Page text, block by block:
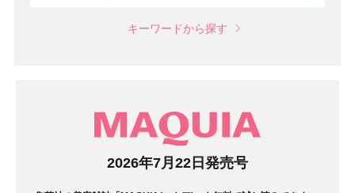
キーワードから探す
2026年7月22日発売号